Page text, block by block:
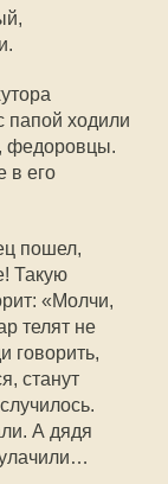
папой ходили
федоровцы.
в его
пошел,
Такую
«Молчи,
телят не
говорить,
станут
А дядя